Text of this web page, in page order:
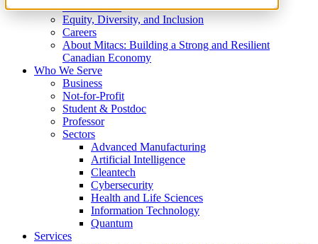
What We Do
Equity, Diversity, and Inclusion
Careers
About Mitacs: Building a Strong and Resilient
Canadian Economy
Who We Serve
Business
Not-for-Profit
Student & Postdoc
Professor
Sectors
Advanced Manufacturing
Artificial Intelligence
Cleantech
Cybersecurity
Health and Life Sciences
Information Technology
Quantum
Services